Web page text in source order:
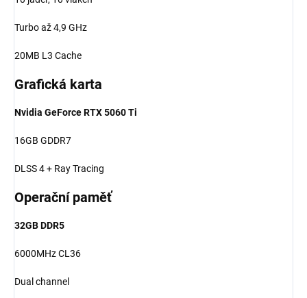
Turbo až 4,9 GHz
20MB L3 Cache
Grafická karta
Nvidia GeForce RTX 5060 Ti
16GB GDDR7
DLSS 4 + Ray Tracing
Operační paměť
32GB DDR5
6000MHz CL36
Dual channel